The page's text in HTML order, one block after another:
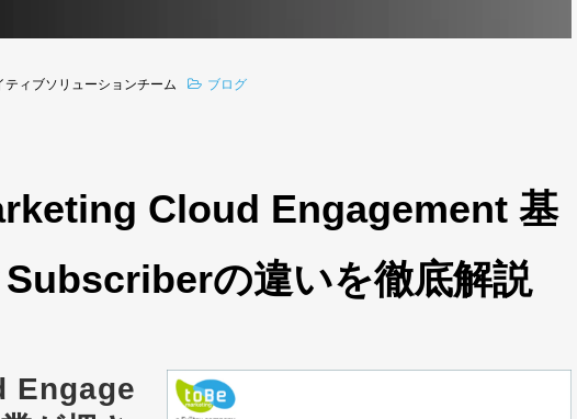
ティブソリューションチーム ブログ
Cloud Engagement 基
の違いを徹底解説
Engage